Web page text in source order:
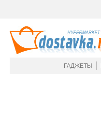
ГАДЖЕТЫ